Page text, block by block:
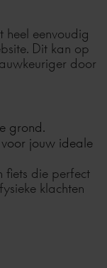
heel eenvoudig
Dit kan op
door
grond.
jouw ideale
fiets die perfect
klachten